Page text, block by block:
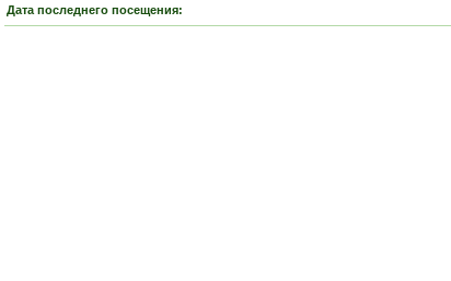
Дата последнего посещения: